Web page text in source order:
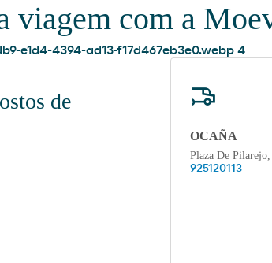
viagem com a
de
OCAÑA
Plaza De
925120113